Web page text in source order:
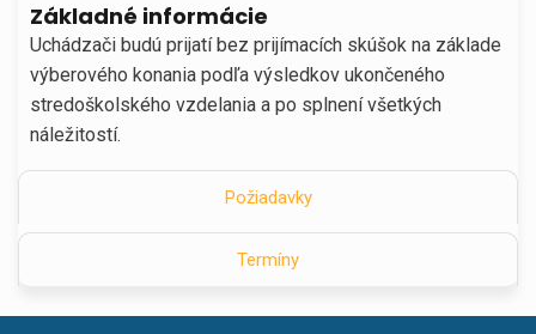
Požiadavky
Termíny
Základné informácie
Uchádzači budú prijatí bez prijímacích skúšok na základe
výberového konania podľa výsledkov ukončeného
stredoškolského vzdelania a po splnení všetkých
náležitostí.